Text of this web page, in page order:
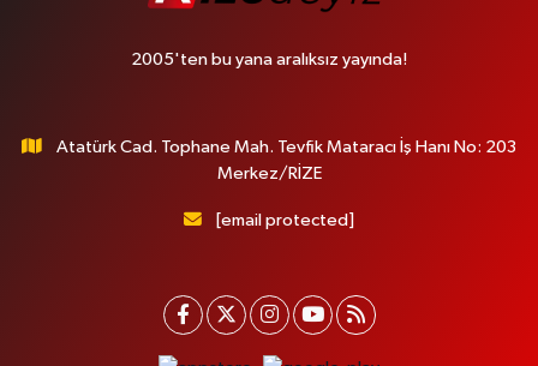
2005'ten bu yana aralıksız yayında!
Atatürk Cad. Tophane Mah. Tevfik Mataracı İş Hanı No: 203
Merkez/RİZE
[email protected]